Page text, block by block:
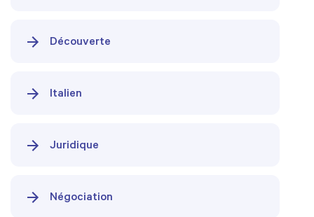
Découverte
Italien
Juridique
Négociation